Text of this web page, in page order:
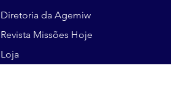
Diretoria da Agemiw
Revista Missões Hoje
Loja